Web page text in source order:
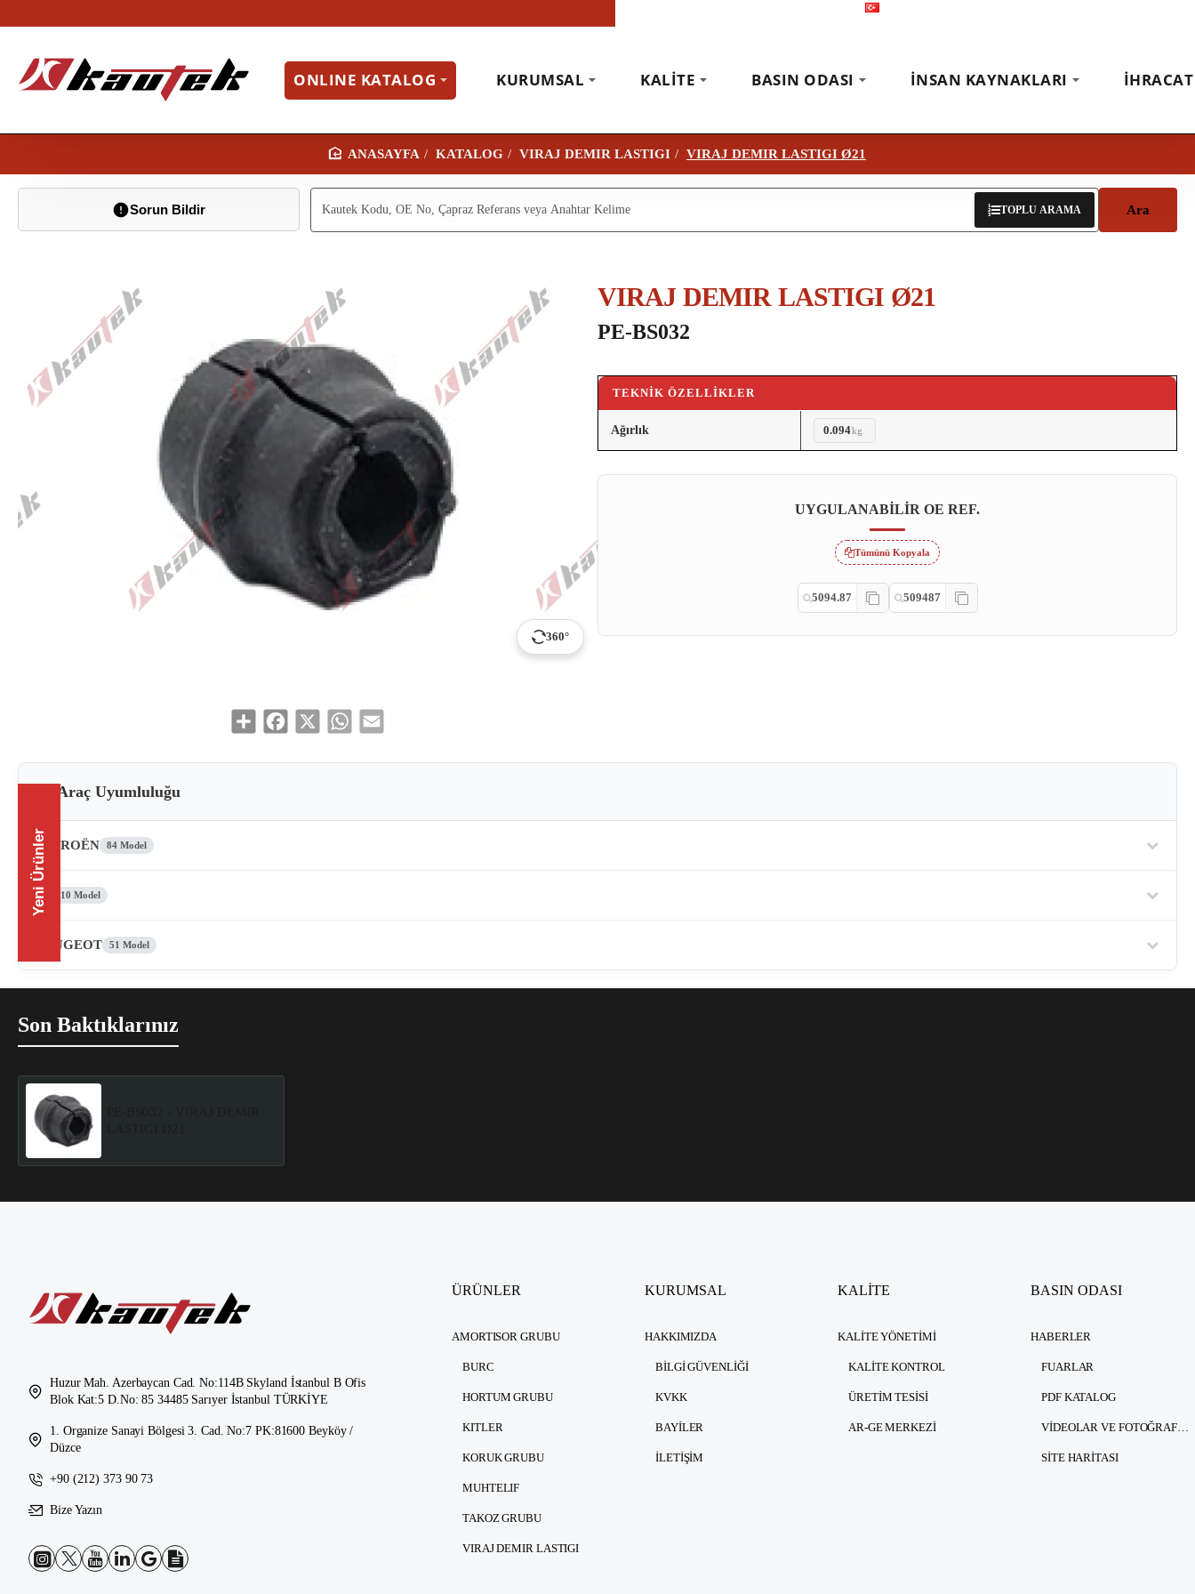
ONLINE KATALOG KURUMSAL KALITE BASIN ODASI İNSAN KAYNAKLARI
O
M
KATALOG VIRAJ DEMIR LASTIGI VIRAJ DEMIR LASTIGI Ø21
Sorun Bildir TOPLU ARAMA Ara
360°
Share Facebook WhatsApp
VIRAJ DEMIR LASTIGI Ø21
TEKNIK ÖZELLIKLER
Ağırlık 0.094kg
PE-BS032
UYGULANABILIR OE REF.
Tümünü Kopyala
5094.87 509487
Araç Uyumluluğu
CITROËN 84 Model
DS 10 Model
PEUGEOT 51 Model
Son Baktıklarınız
Huzur Mah. Azerbaycan Cad. No:114B Skyland İstanbul B Ofis
Blok Kat:5 D.No: 85 34485 Sarıyer İstanbul TÜRKİYE
1. Organize Sanayi Bölgesi 3. Cad. No:7 PK:81600 Beyköy /
Düzce
+90 (212) 373 90 73
Bize Yazın
ÜRÜNLER
AMORTISOR GRUBU
BURC
HORTUM GRUBU
KITLER
KORUK GRUBU
MUHTELIF
TAKOZ GRUBU
VIRAJ DEMIR LASTIGI
KURUMSAL
HAKKIMIZDA
BILGI GÜVENLIĞI
KVKK
BAYILER
İLETIŞIM
KALİTE
KALITE YÖNETIMI
KALITE KONTROL
ÜRETIM TESISI
AR-GE MERKEZI
BASIN ODASI
HABERLER
FUARLAR
PDF KATALOG
VIDEOLAR VE FOTOĞRAFLAR
SITE HARITASI
Yeni Ürünler